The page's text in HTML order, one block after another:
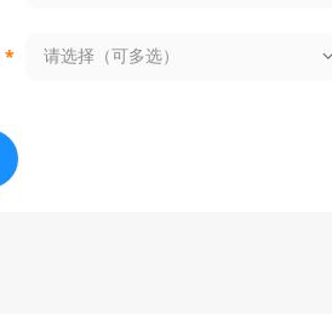
* 请选择（可多选）